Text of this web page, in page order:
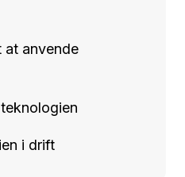
at anvende
i drift